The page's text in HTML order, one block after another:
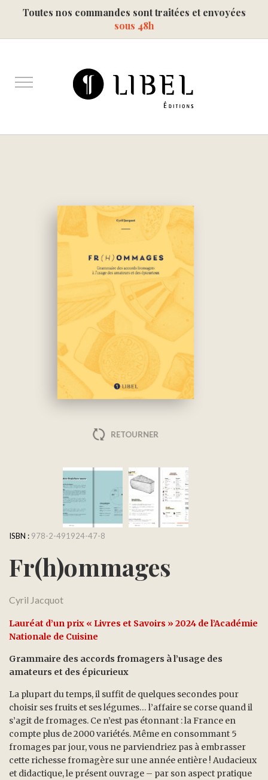
Toutes nos commandes sont traitées et envoyées
sous 48h
RETOURNER
ISBN : 978-2-491924-47-8
Fr(h)ommages
Cyril Jacquot
Lauréat d’un prix « Livres et Savoirs » 2024 de l’Académie
Nationale de Cuisine
Grammaire des accords fromagers à l’usage des
amateurs et des épicurieux
La plupart du temps, il suffit de quelques secondes pour
choisir ses fruits et ses légumes… l’affaire se corse quand il
s’agit de fromages. Ce n’est pas étonnant : la France en
compte plus de 2000 variétés. Même en consommant 5
fromages par jour, vous ne parviendriez pas à embrasser
cette richesse fromagère sur une année entière ! Audacieux
et didactique, le présent ouvrage – par son aspect pratique